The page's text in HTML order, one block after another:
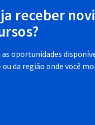
receber
as oportunidades
da região onde você